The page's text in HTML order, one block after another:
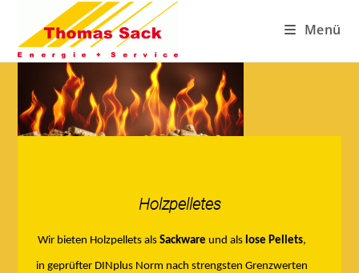
Menü
Holzpelletes
Wir bieten Holzpellets als Sackware und als lose Pellets,
in geprüfter DINplus Norm nach strengsten Grenzwerten